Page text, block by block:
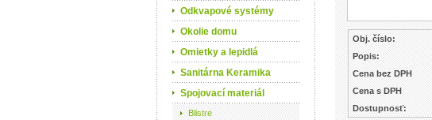
Obj. číslo:
Popis:
Cena bez DPH
Cena s DPH
Dostupnosť:
Odkvapové systémy
Okolie domu
Omietky a lepidlá
Sanitárna Keramika
Spojovací materiál
Blistre